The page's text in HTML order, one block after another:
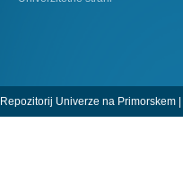
Repozitorij Univerze na Primorskem |